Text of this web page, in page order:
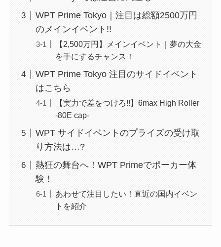
WPT Prime Tokyo｜注目は総額2500万円
のメインイベント!!
【2,500万円】メインイベント｜夢の大金
を手にするチャンス！
WPT Prime Tokyo 注目のサイドイベント
はこちら
【実力で差をつけろ!!】6max High Roller
-80E cap-
WPT サイドイベントのプライズの受け取
り方法は…?
熱狂の舞台へ！WPT Primeでポーカー体
験！
あわせて注目したい！直近の国内イベン
トを紹介